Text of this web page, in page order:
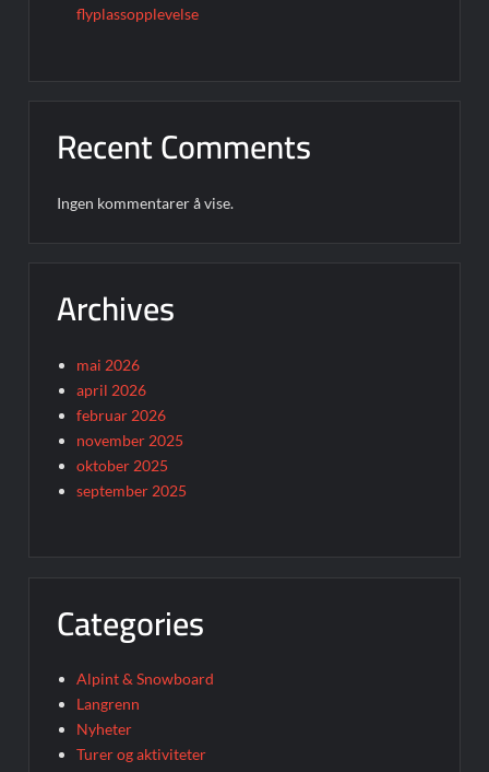
flyplassopplevelse
Recent Comments
Ingen kommentarer å vise.
Archives
mai 2026
april 2026
februar 2026
november 2025
oktober 2025
september 2025
Categories
Alpint & Snowboard
Langrenn
Nyheter
Turer og aktiviteter